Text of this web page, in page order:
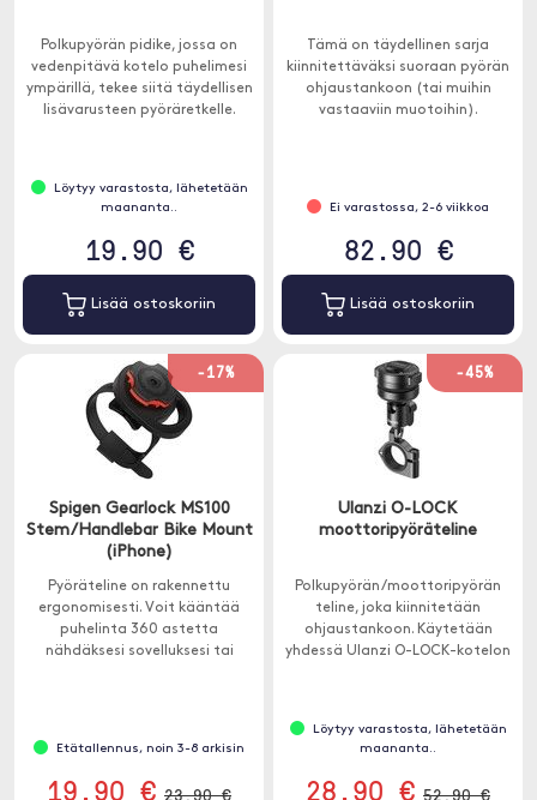
Polkupyörän pidike, jossa on
vedenpitävä kotelo puhelimesi
ympärillä, tekee siitä täydellisen
lisävarusteen pyöräretkelle.
Löytyy varastosta, lähetetään
maananta..
19.90 €
Lisää ostoskoriin
Tämä on täydellinen sarja
kiinnitettäväksi suoraan pyörän
ohjaustankoon (tai muihin
vastaaviin muotoihin).
Ei varastossa, 2-6 viikkoa
82.90 €
Lisää ostoskoriin
-17%
Spigen Gearlock MS100
Stem/Handlebar Bike Mount
(iPhone)
Pyöräteline on rakennettu
ergonomisesti. Voit kääntää
puhelinta 360 astetta
nähdäksesi sovelluksesi tai
Etätallennus, noin 3-8 arkisin
19.90 € 23.90 €
-45%
Ulanzi O-LOCK
moottoripyöräteline
Polkupyörän/moottoripyörän
teline, joka kiinnitetään
ohjaustankoon. Käytetään
yhdessä Ulanzi O-LOCK-kotelon
Löytyy varastosta, lähetetään
maananta..
28.90 € 52.90 €